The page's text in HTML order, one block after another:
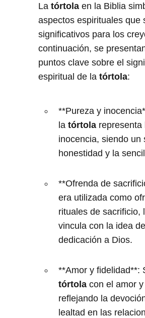
La tórtola en la Biblia
aspectos espirituales que
significativos para los
continuación, se
puntos clave sobre el
espiritual de la tórtola:
**Pureza y
la tórtola representa
inocencia, siendo un
honestidad y la
**Ofrenda de
era utilizada como
rituales de sacrificio,
vincula con la idea
dedicación a Dios.
**Amor y fidelidad**:
tórtola con el amor
reflejando la
lealtad en las